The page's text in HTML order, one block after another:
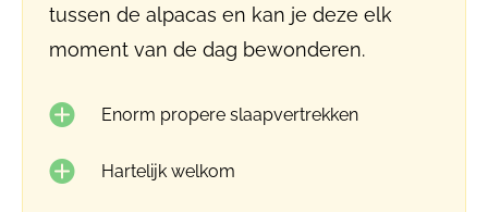
tussen de alpacas en kan je deze elk
moment van de dag bewonderen.
Enorm propere slaapvertrekken
Hartelijk welkom